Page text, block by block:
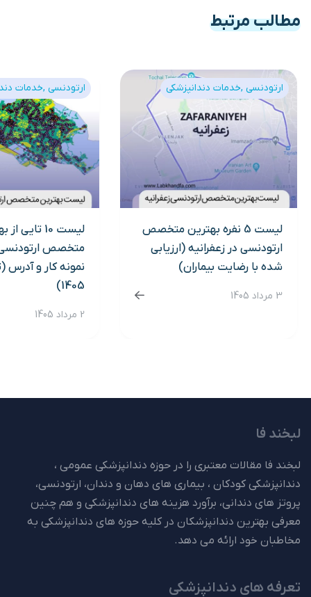
مطالب مرتبط
ارتودنسی خدمات دندانپزشکی
لیست 5 نفره بهترین متخصص
ارتودنسی در زعفرانیه (ارزیابی
شده با رضایت بیماران)
3 مرداد 1405
ارتودنسی خدمات
لیست 10 تایی
متخصص
نمونه کار و آدرس
1405)
2 مرداد 1405
لبخند فا
لبخند فا مقالات معتبری را در حوزه دندانپزشکی عمومی ،
دندانپزشکی کودکان ، بیماری های دهان و دندان، ارتودنسی،
پروتز های دندانی، برآورد هزینه های دندانپزشکی و هم چنین
معرفی بهترین دندانپزشکان در کلیه حوزه های دندانپزشکی به
مخاطبان خود ارائه می دهد.
تعرفه های دندانپزشکی